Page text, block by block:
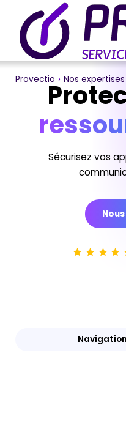
Provectio › Nos expertises
Sécurisez vos